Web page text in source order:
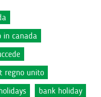
in canada
regno unito
bank holiday